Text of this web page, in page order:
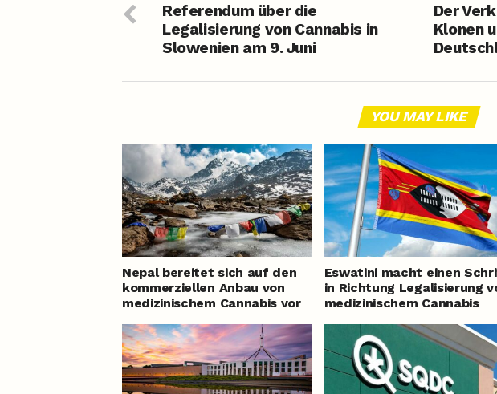
Der
Klonen
Referendum über die
Legalisierung von Cannabis in
Slowenien am 9. Juni
YOU MAY LIKE
Nepal bereitet sich auf den
kommerziellen Anbau von
medizinischem Cannabis vor
Eswatini macht einen
in Richtung Legalisierung
medizinischem Cannabis